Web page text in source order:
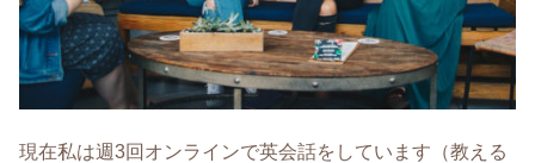
現在私は週3回オンラインで英会話をしています（教える